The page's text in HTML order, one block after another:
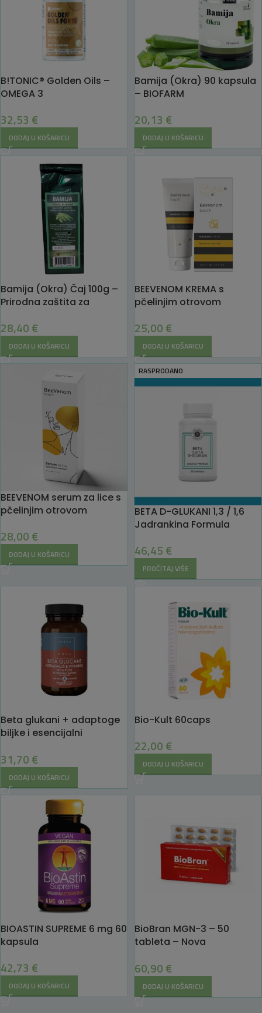
B!TONIC® Golden Oils –
OMEGA 3
32,53 €
DODAJ U KOŠARICU
Bamija (Okra) 90 kapsula
– BIOFARM
20,13 €
DODAJ U KOŠARICU
Bamija (Okra) Čaj 100g –
Prirodna zaštita za
28,40 €
DODAJ U KOŠARICU
BEEVENOM KREMA s
pčelinjim otrovom
25,00 €
DODAJ U KOŠARICU
BEEVENOM serum za lice s
pčelinjim otrovom
28,00 €
DODAJ U KOŠARICU
RASPRODANO
BETA D-GLUKANI 1,3 / 1,6
Jadrankina Formula
46,45 €
PROČITAJ VIŠE
Beta glukani + adaptoge
biljke i esencijalni
TerraNova
31,70 €
DODAJ U KOŠARICU
Bio-Kult 60caps
22,00 €
DODAJ U KOŠARICU
BIOASTIN SUPREME 6 mg 60
kapsula
42,73 €
DODAJ U KOŠARICU
BioBran MGN-3 – 50
tableta – Nova
jačanje imuniteta
60,90 €
DODAJ U KOŠARICU